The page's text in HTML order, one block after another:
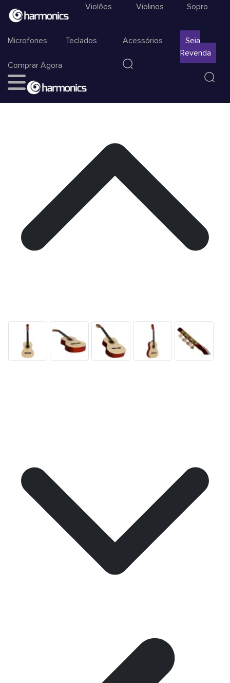
Violões Violinos Sopro
Microfones Teclados Acessórios
Seja
Revenda
Comprar Agora